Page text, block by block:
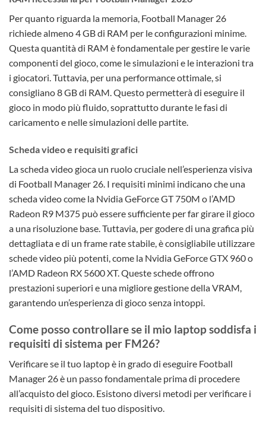
Per quanto riguarda la memoria, Football Manager 26
richiede almeno 4 GB di RAM per le configurazioni minime.
Questa quantità di RAM è fondamentale per gestire le varie
componenti del gioco, come le simulazioni e le interazioni tra
i giocatori. Tuttavia, per una performance ottimale, si
consigliano 8 GB di RAM. Questo permetterà di eseguire il
gioco in modo più fluido, soprattutto durante le fasi di
caricamento e nelle simulazioni delle partite.
Scheda video e requisiti grafici
La scheda video gioca un ruolo cruciale nell’esperienza visiva
di Football Manager 26. I requisiti minimi indicano che una
scheda video come la Nvidia GeForce GT 750M o l’AMD
Radeon R9 M375 può essere sufficiente per far girare il gioco
a una risoluzione base. Tuttavia, per godere di una grafica più
dettagliata e di un frame rate stabile, è consigliabile utilizzare
schede video più potenti, come la Nvidia GeForce GTX 960 o
l’AMD Radeon RX 5600 XT. Queste schede offrono
prestazioni superiori e una migliore gestione della VRAM,
garantendo un’esperienza di gioco senza intoppi.
Come posso controllare se il mio laptop soddisfa i
requisiti di sistema per FM26?
Verificare se il tuo laptop è in grado di eseguire Football
Manager 26 è un passo fondamentale prima di procedere
all’acquisto del gioco. Esistono diversi metodi per verificare i
requisiti di sistema del tuo dispositivo.